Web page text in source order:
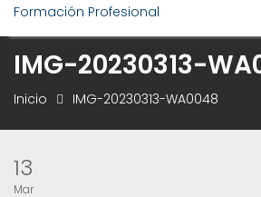
Formación Profesional
IMG-20230313-
Inicio IMG-20230313-WA0048
13
Mar